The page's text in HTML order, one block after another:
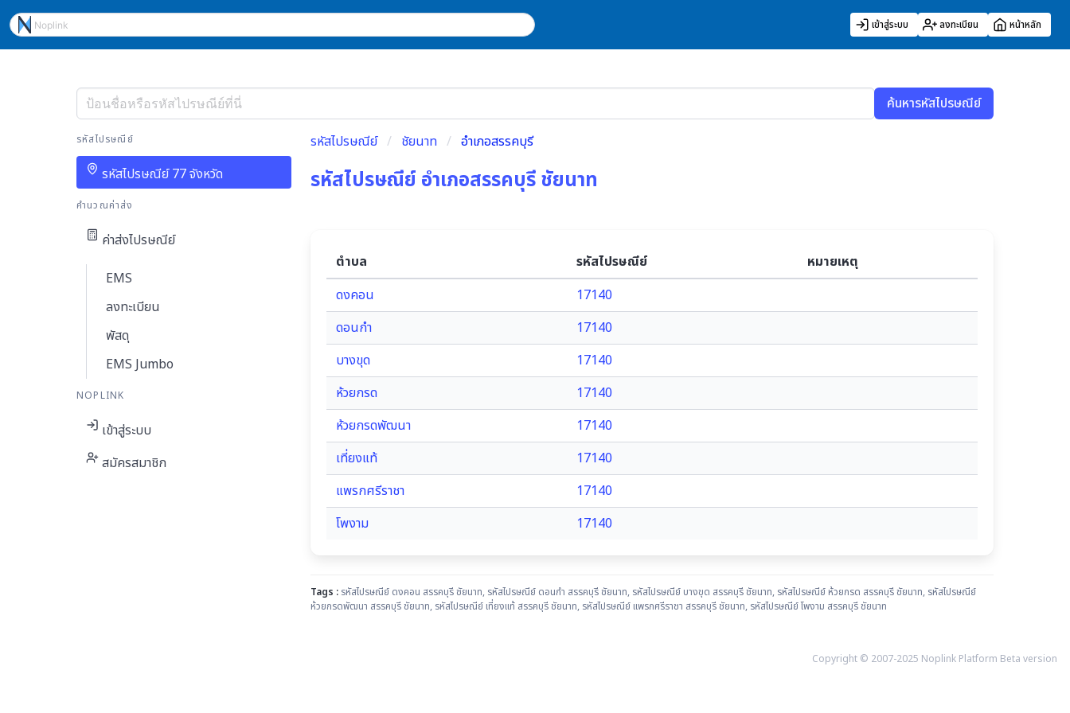
เข้าสู่ระบบ ลงทะเบียน หน้าหลัก
ค้นหารหัสไปรษณีย์
รหัสไปรษณีย์
รหัสไปรษณีย์ 77 จังหวัด
คำนวณค่าส่ง
ค่าส่งไปรษณีย์
EMS
ลงทะเบียน
พัสดุ
EMS Jumbo
NOPLINK
เข้าสู่ระบบ
สมัครสมาชิก
รหัสไปรษณีย์ ชัยนาท อำเภอสรรคบุรี
รหัสไปรษณีย์ อำเภอสรรคบุรี ชัยนาท
ตำบล รหัสไปรษณีย์
หมายเหตุ
ดงคอน
17140
ดอนกำ
17140
บางขุด
17140
ห้วยกรด
17140
ห้วยกรดพัฒนา
17140
เที่ยงแท้
17140
แพรกศรีราชา
17140
โพงาม
17140
Tags : รหัสไปรษณีย์ ดงคอน สรรคบุรี ชัยนาท, รหัสไปรษณีย์ ดอนกำ สรรคบุรี ชัยนาท, รหัสไปรษณีย์ บางขุด สรรคบุรี ชัยนาท, รหัสไปรษณีย์ ห้วยกรด สรรคบุรี ชัยนาท, รหัสไปรษณีย์
ห้วยกรดพัฒนา สรรคบุรี ชัยนาท, รหัสไปรษณีย์ เที่ยงแท้ สรรคบุรี ชัยนาท, รหัสไปรษณีย์ แพรกศรีราชา สรรคบุรี ชัยนาท, รหัสไปรษณีย์ โพงาม สรรคบุรี ชัยนาท
Copyright © 2007-2025 Noplink Platform Beta version